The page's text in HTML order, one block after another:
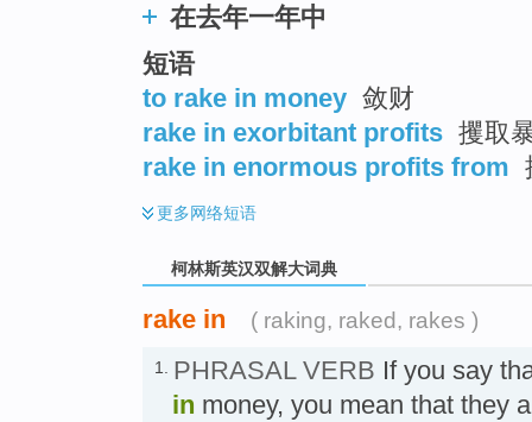
在去年一年中
短语
to rake in money 敛财
rake in exorbitant profits 攫取
rake in enormous profits from
更多网络短语
柯林斯英汉双解大词典
rake in ( raking, raked, rakes )
1. PHRASAL VERB If you say
in money, you mean that they